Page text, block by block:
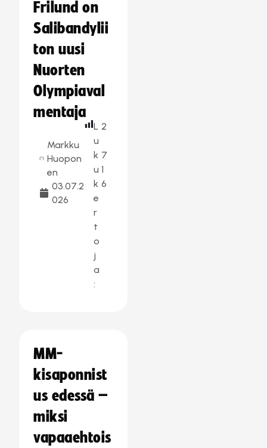
Frilund on
Salibandylii
ton uusi
Nuorten
Olympiaval
mentaja
Markku
Huopon
en
03.07.2
026
L
u
k
u
k
e
r
t
o
j
a
:
2
7
1
6
MM-
kisaponnist
us edessä –
miksi
vapaaehtois